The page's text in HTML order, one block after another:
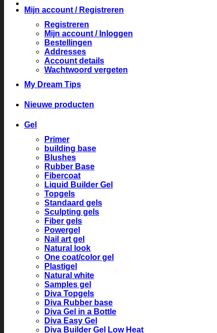
Mijn account / Registreren
Registreren
Mijn account / Inloggen
Bestellingen
Addresses
Account details
Wachtwoord vergeten
My Dream Tips
Nieuwe producten
Gel
Primer
building base
Blushes
Rubber Base
Fibercoat
Liquid Builder Gel
Topgels
Standaard gels
Sculpting gels
Fiber gels
Powergel
Nail art gel
Natural look
One coat/color gel
Plastigel
Natural white
Samples gel
Diva Topgels
Diva Rubber base
Diva Gel in a Bottle
Diva Easy Gel
Diva Builder Gel Low Heat